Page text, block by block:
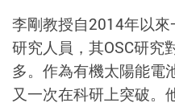
李剛教授自2014年以
研究人員，其OSC研究
多。作為有機太陽能電
又一次在科研上突破。